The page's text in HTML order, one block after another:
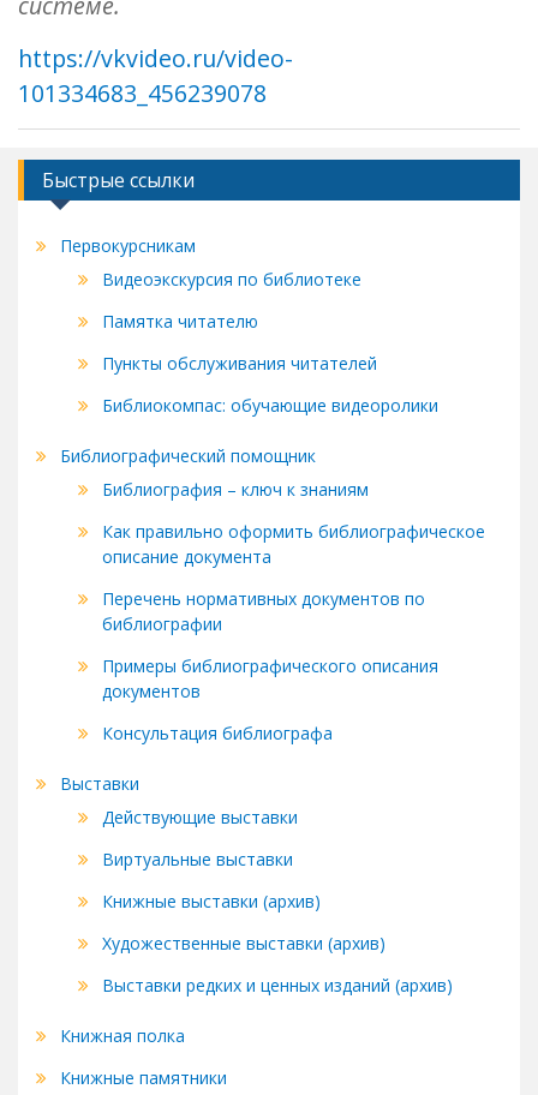
https://vkvideo.ru/video-
101334683_456239078
Быстрые ссылки
Первокурсникам
Видеоэкскурсия по библиотеке
Памятка читателю
Пункты обслуживания читателей
Библиокомпас: обучающие видеоролики
Библиографический помощник
Библиография – ключ к знаниям
Как правильно оформить библиографическое
описание документа
Перечень нормативных документов по
библиографии
Примеры библиографического описания
документов
Консультация библиографа
Выставки
Действующие выставки
Виртуальные выставки
Книжные выставки (архив)
Художественные выставки (архив)
Выставки редких и ценных изданий (архив)
Книжная полка
Книжные памятники